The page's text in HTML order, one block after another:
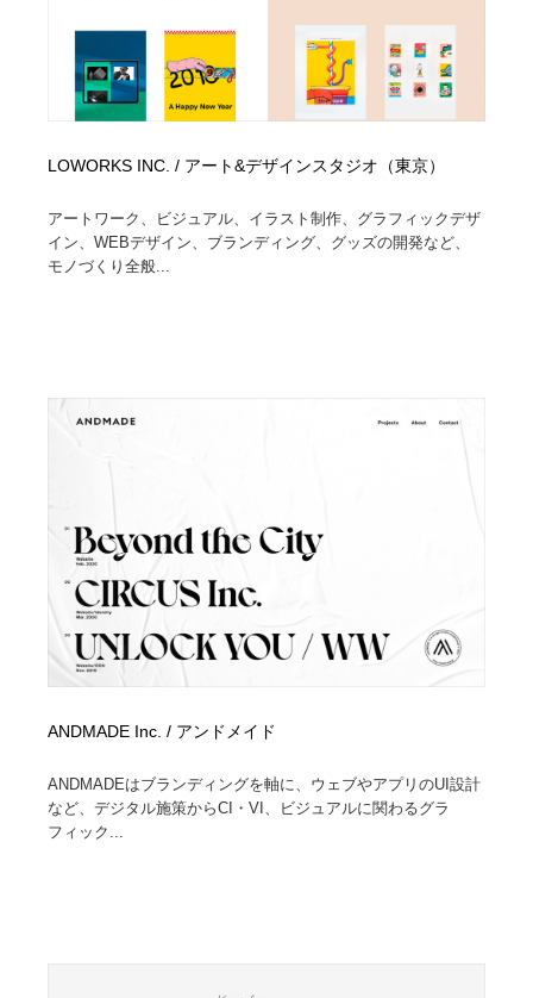
LOWORKS INC. / アート&デザインスタジオ（東京）
アートワーク、ビジュアル、イラスト制作、グラフィックデザ
イン、WEBデザイン、ブランディング、グッズの開発など、
モノづくり全般...
ANDMADE Inc. / アンドメイド
ANDMADEはブランディングを軸に、ウェブやアプリのUI設計
など、デジタル施策からCI・VI、ビジュアルに関わるグラ
フィック...